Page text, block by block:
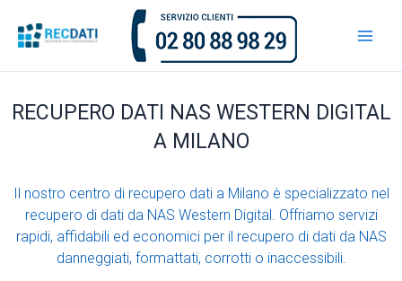
contenuto
RECUPERO DATI NAS WESTERN DIGITAL
A MILANO
Il nostro centro di recupero dati a Milano è specializzato nel
recupero di dati da NAS Western Digital. Offriamo servizi
rapidi, affidabili ed economici per il recupero di dati da NAS
danneggiati, formattati, corrotti o inaccessibili.